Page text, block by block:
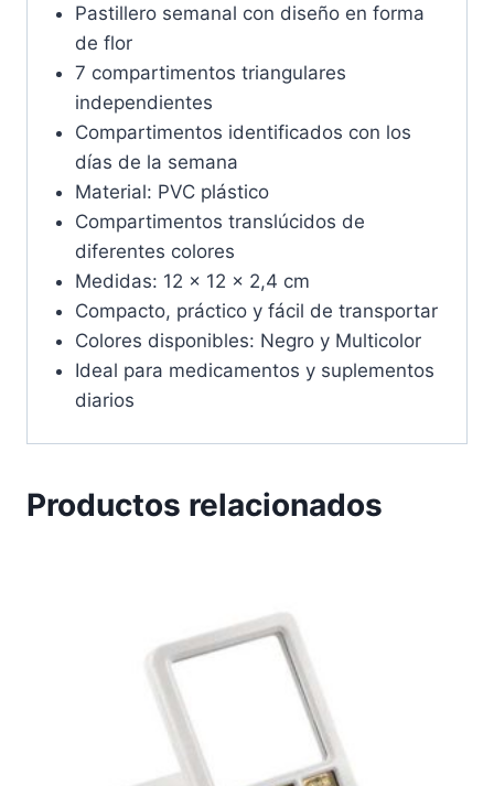
Pastillero semanal con diseño en forma
de flor
7 compartimentos triangulares
independientes
Compartimentos identificados con los
días de la semana
Material: PVC plástico
Compartimentos translúcidos de
diferentes colores
Medidas: 12 x 12 x 2,4 cm
Compacto, práctico y fácil de transportar
Colores disponibles: Negro y Multicolor
Ideal para medicamentos y suplementos
diarios
Productos relacionados